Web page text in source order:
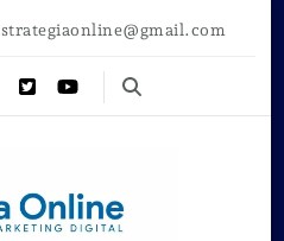
strategiaonline@gmail.com